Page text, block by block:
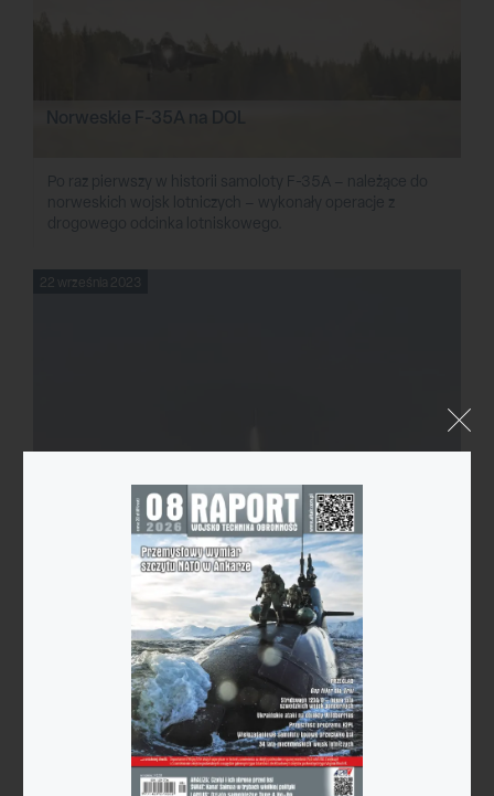
Norweskie F-35A na DOL
Po raz pierwszy w historii samoloty F-35A – należące do
norweskich wojsk lotniczych – wykonały operacje z
drogowego odcinka lotniskowego.
22 września 2023
Nieudany start Ceres-1
Niepowodzeniem zakończył się start chińskiej rakiety
nośnej Ceres-1 z satelitą Jilin-1 Gaofen-04B.
22 września 2023